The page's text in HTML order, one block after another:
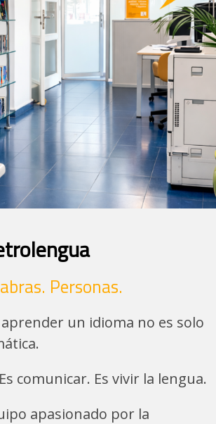
Personas.
un idioma no es solo
comunicar. Es vivir la lengua.
apasionado por la